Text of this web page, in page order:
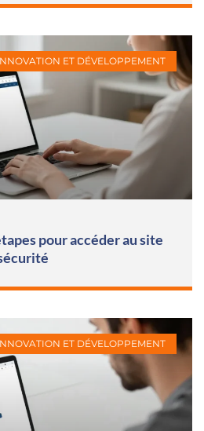
ET DÉVELOPPEMENT
pour accéder au site
ET DÉVELOPPEMENT